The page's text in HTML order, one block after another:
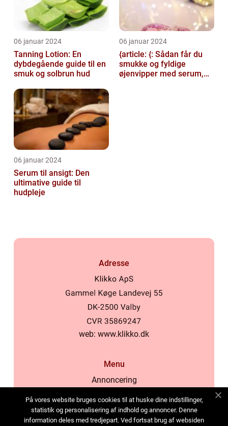
06 januar 2024
Tanning Lotion: En
dybdegående guide til en
smuk og solbrun hud
06 januar 2024
{article: {: Sådan får du
smukke og fyldige
øjenvipper med serum,
06 januar 2024
Serum til ansigt: Den
ultimative guide til
hudpleje
Adresse
web: www.klikko.dk
Menu
Annoncering
Cookies
Kontakt os
På vores website bruges cookies til at huske dine indstillinger,
statistik og personalisering af indhold og annoncer. Denne
information deles med tredjepart. Ved fortsat brug af websiden